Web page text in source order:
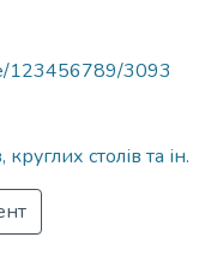
123456789/3093
столів та ін.